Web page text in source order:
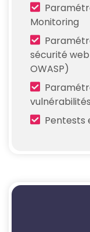
Monitoring
sécurité
OWASP)
Pentests